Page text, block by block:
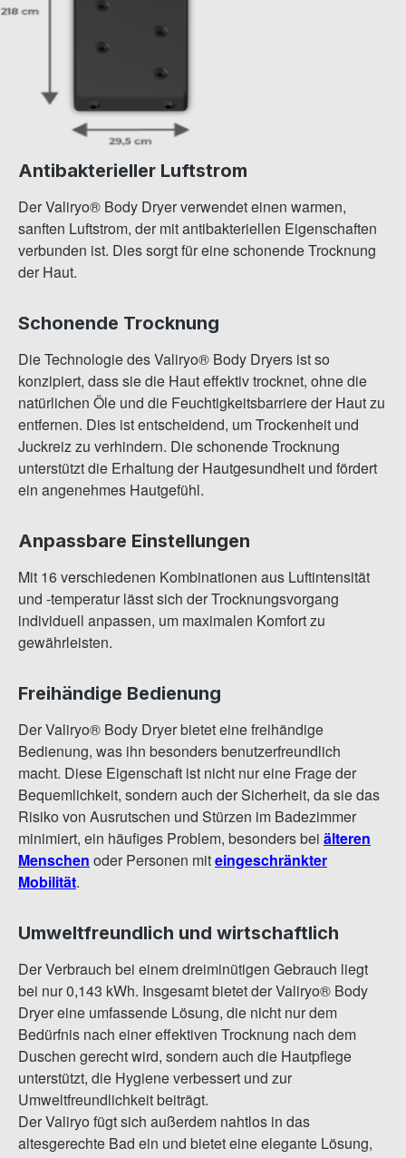
Antibakterieller Luftstrom
Der Valiryo® Body Dryer verwendet einen warmen,
sanften Luftstrom, der mit antibakteriellen Eigenschaften
verbunden ist. Dies sorgt für eine schonende Trocknung
der Haut.
Schonende Trocknung
Die Technologie des Valiryo® Body Dryers ist so
konzipiert, dass sie die Haut effektiv trocknet, ohne die
natürlichen Öle und die Feuchtigkeitsbarriere der Haut zu
entfernen. Dies ist entscheidend, um Trockenheit und
Juckreiz zu verhindern. Die schonende Trocknung
unterstützt die Erhaltung der Hautgesundheit und fördert
ein angenehmes Hautgefühl.
Anpassbare Einstellungen
Mit 16 verschiedenen Kombinationen aus Luftintensität
und -temperatur lässt sich der Trocknungsvorgang
individuell anpassen, um maximalen Komfort zu
gewährleisten.
Freihändige Bedienung
Der Valiryo® Body Dryer bietet eine freihändige
Bedienung, was ihn besonders benutzerfreundlich
macht. Diese Eigenschaft ist nicht nur eine Frage der
Bequemlichkeit, sondern auch der Sicherheit, da sie das
Risiko von Ausrutschen und Stürzen im Badezimmer
minimiert, ein häufiges Problem, besonders bei älteren
Menschen oder Personen miteingeschränkter
Mobilität.
Umweltfreundlich und wirtschaftlich
Der Verbrauch bei einem dreiminütigen Gebrauch liegt
bei nur 0,143 kWh. Insgesamt bietet der Valiryo® Body
Dryer eine umfassende Lösung, die nicht nur dem
Bedürfnis nach einer effektiven Trocknung nach dem
Duschen gerecht wird, sondern auch die Hautpflege
unterstützt, die Hygiene verbessert und zur
Umweltfreundlichkeit beiträgt.
Der Valiryo fügt sich außerdem nahtlos in das
altesgerechte Bad ein und bietet eine elegante Lösung,